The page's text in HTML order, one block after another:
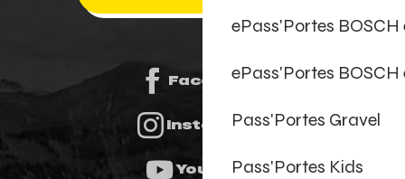
ePass'Portes
ePass'Portes
Pass'Portes Gravel
Pass'Portes Kids
Facebook
Instagram
Youtube